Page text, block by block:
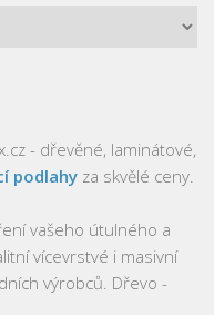
- dřevěné, laminátové,
podlahy za skvělé ceny.
vašeho útulného a
vícevrstvé i masivní
výrobců. Dřevo -